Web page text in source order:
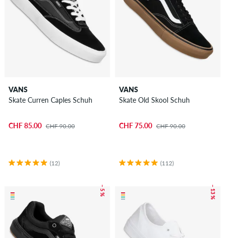
VANS
Skate Curren Caples Schuh
CHF 85.00 CHF 90.00
(12)
VANS
Skate Old Skool Schuh
CHF 75.00 CHF 90.00
(112)
– 5 % – 13 %